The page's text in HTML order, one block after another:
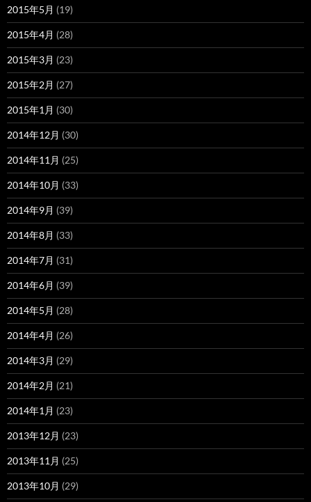
2015年5月 (19)
2015年4月 (28)
2015年3月 (23)
2015年2月 (27)
2015年1月 (30)
2014年12月 (30)
2014年11月 (25)
2014年10月 (33)
2014年9月 (39)
2014年8月 (33)
2014年7月 (31)
2014年6月 (39)
2014年5月 (28)
2014年4月 (26)
2014年3月 (29)
2014年2月 (21)
2014年1月 (23)
2013年12月 (23)
2013年11月 (25)
2013年10月 (29)